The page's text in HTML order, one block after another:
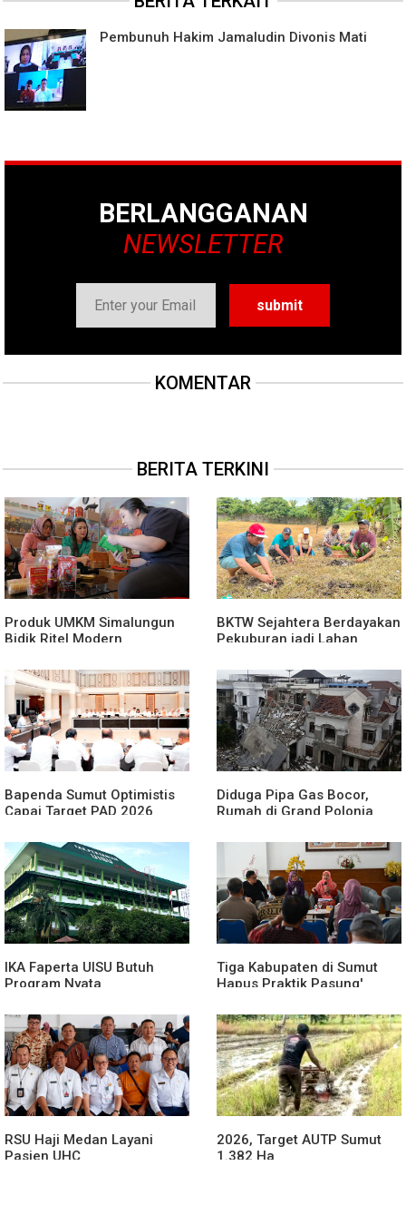
Pembunuh Hakim Jamaludin Divonis Mati
BERLANGGANAN
NEWSLETTER
KOMENTAR
BERITA TERKINI
Produk UMKM Simalungun
Bidik Ritel Modern
BKTW Sejahtera Berdayakan
Pekuburan jadi Lahan
Bapenda Sumut Optimistis
Capai Target PAD 2026
Diduga Pipa Gas Bocor,
Rumah di Grand Polonia
IKA Faperta UISU Butuh
Program Nyata
Tiga Kabupaten di Sumut
Hapus Praktik Pasung'
RSU Haji Medan Layani
Pasien UHC
2026, Target AUTP Sumut
1.382 Ha